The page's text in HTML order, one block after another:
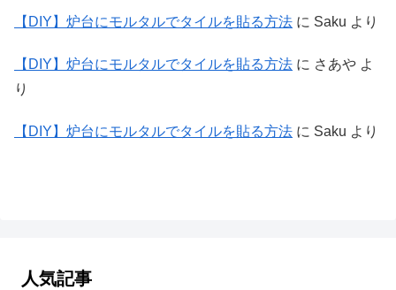
【DIY】炉台にモルタルでタイルを貼る方法 に Saku より
【DIY】炉台にモルタルでタイルを貼る方法 に さあや よ
り
【DIY】炉台にモルタルでタイルを貼る方法 に Saku より
人気記事